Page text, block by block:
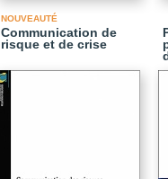
NOUVEAUTÉ
Communication de
risque et de crise